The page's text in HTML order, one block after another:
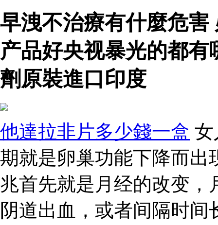
早洩不治療有什麼危
产品好央视暴光的都
劑原裝進口印度
他達拉非片多少錢一盒 女
期就是卵巢功能下降而出
兆首先就是月经的改变，
阴道出血，或者间隔时